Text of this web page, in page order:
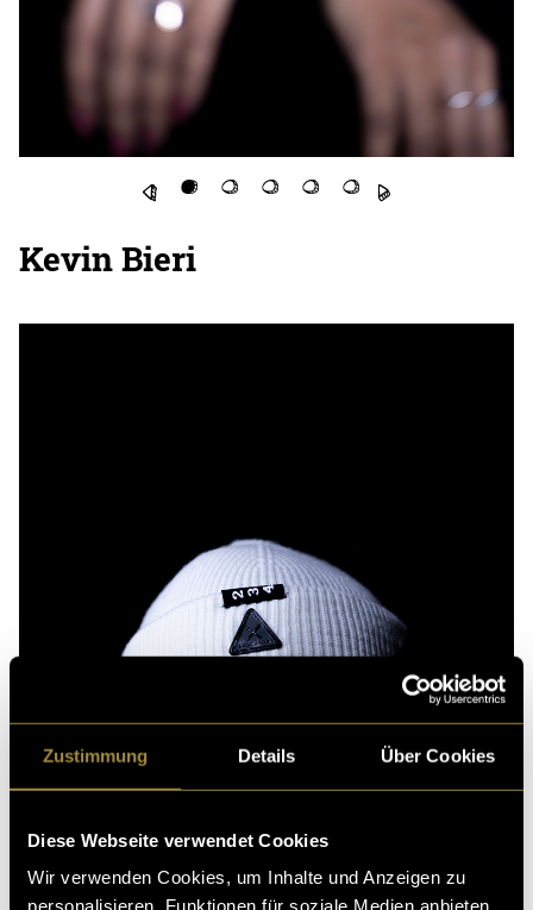
Zustimmung Details Über Cookies
Diese Webseite verwendet Cookies
Wir verwenden Cookies, um Inhalte und Anzeigen zu
personalisieren, Funktionen für soziale Medien anbieten
Kevin Bieri